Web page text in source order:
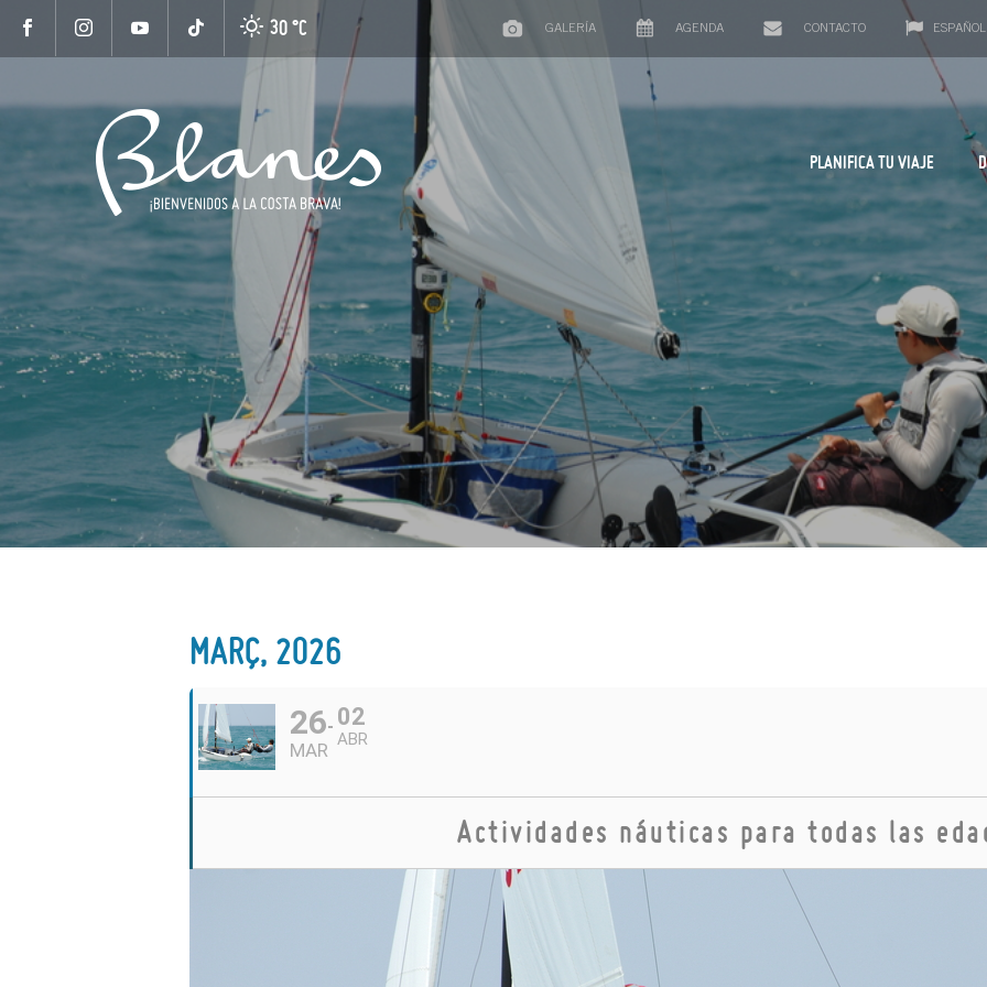
30 °C GALERÍA AGENDA CONTACTO ESPAÑOL
PLANIFICA TU VIAJE
MARÇ, 2026
26
MAR
02
ABR
Actividades náuticas para todas las